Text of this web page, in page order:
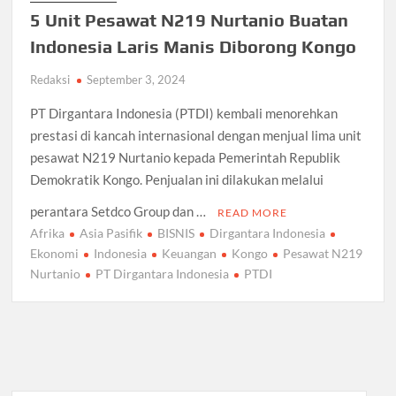
5 Unit Pesawat N219 Nurtanio Buatan
Indonesia Laris Manis Diborong Kongo
Redaksi September 3, 2024
PT Dirgantara Indonesia (PTDI) kembali menorehkan
prestasi di kancah internasional dengan menjual lima unit
pesawat N219 Nurtanio kepada Pemerintah Republik
Demokratik Kongo. Penjualan ini dilakukan melalui
perantara Setdco Group dan …
READ MORE
Afrika Asia Pasifik BISNIS
Dirgantara Indonesia
Ekonomi
Indonesia Keuangan Kongo
Pesawat N219
Nurtanio
PT Dirgantara Indonesia PTDI